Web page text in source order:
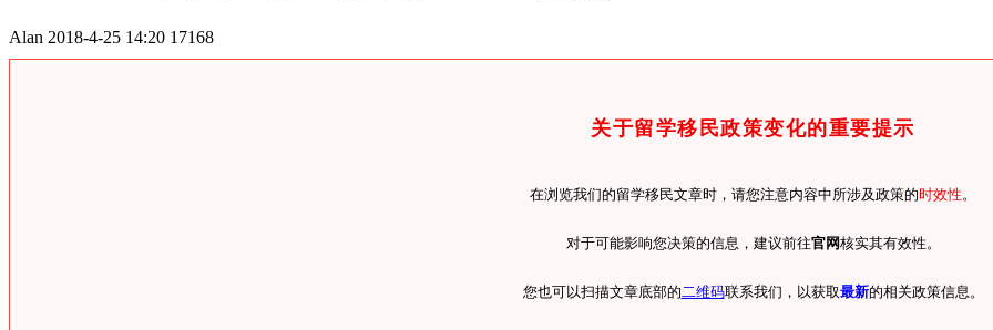
Alan 2018-4-25 14:20 17168
关于留学移民政策变化的重要提示
在浏览我们的留学移民文章时，请您注意内容中所涉及政策的时效性 。
对于可能影响您决策的信息，建议前往官网核实其有效性。
您也可以扫描文章底部的 二维码联系我们，以获取最新的相关政策信息。